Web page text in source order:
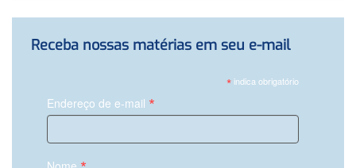
Receba nossas matérias em seu e-mail
*indica obrigatório
Endereço de e-mail *